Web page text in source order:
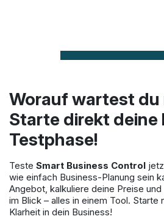
Worauf wartest du
Starte direkt deine
Testphase!
Teste Smart Business Control
wie einfach Business-Planung sein
Angebot, kalkuliere deine Preise
im Blick – alles in einem Tool. Starte
Klarheit in dein Business!